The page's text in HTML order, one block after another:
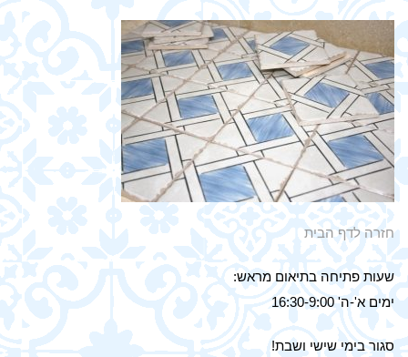
חזרה לדף הבית
שעות פתיחה בתיאום מראש:
ימים א'-ה' 16:30-9:00
סגור בימי שישי ושבת!